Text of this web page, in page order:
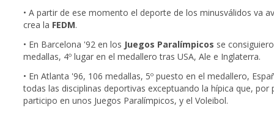
• A partir de ese momento el deporte de los minusválidos va
crea la FEDM.
• En Barcelona '92 en los Juegos Paralímpicos se
medallas, 4º lugar en el medallero tras USA, Ale e Inglaterra.
• En Atlanta '96, 106 medallas, 5º puesto en el medallero,
todas las disciplinas deportivas exceptuando la hípica que, por
participo en unos Juegos Paralímpicos, y el Voleibol.